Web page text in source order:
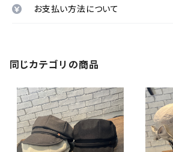
お支払い方法について
同じカテゴリの商品